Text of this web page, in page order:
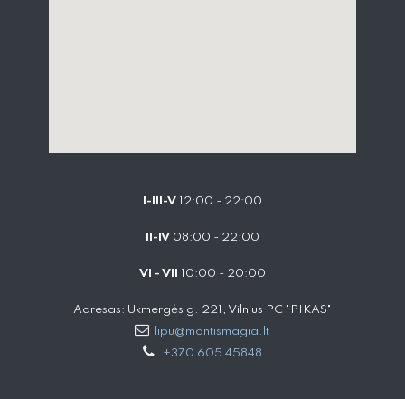
I-III-V 12:00 - 22:00
II-IV 08:00 - 22:00
VI - VII 10:00 - 20:00
Adresas: Ukmergės g. 221, Vilnius PC "PIKAS"
lipu@montismagia.lt
+370 605 45848